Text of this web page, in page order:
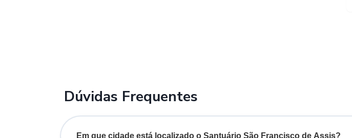
Dúvidas Frequentes
Em que cidade está localizado o Santuário São Francisco de Assis?